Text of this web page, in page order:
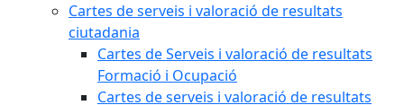
Cartes de serveis i valoració de resultats
ciutadania
Cartes de Serveis i valoració de resultats
Formació i Ocupació
Cartes de serveis i valoració de resultats